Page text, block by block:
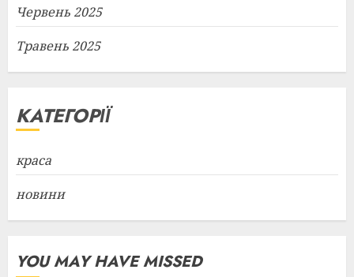
Червень 2025
Травень 2025
КАТЕГОРІЇ
краса
новини
YOU MAY HAVE MISSED